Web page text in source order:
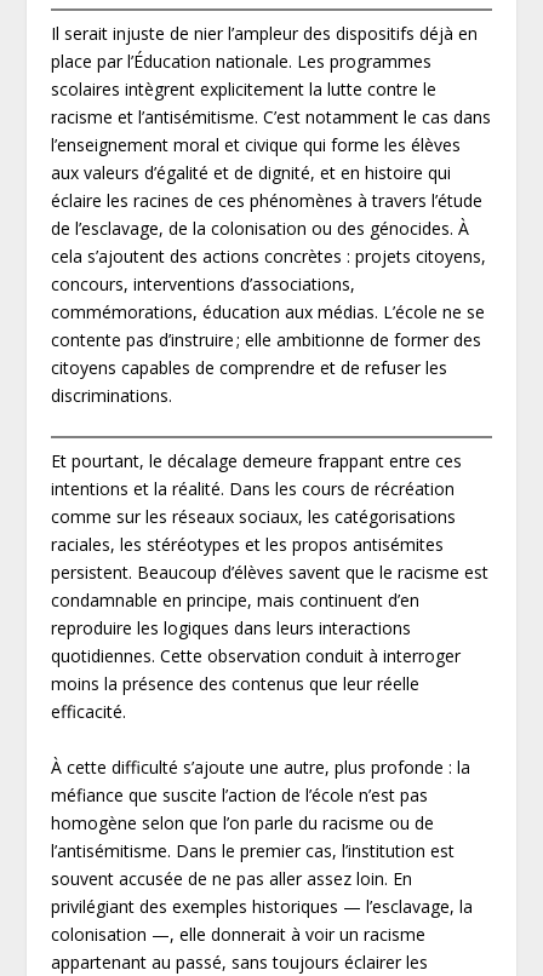
Il serait injuste de nier l’ampleur des dispositifs déjà en
place par l’Éducation nationale. Les programmes
scolaires intègrent explicitement la lutte contre le
racisme et l’antisémitisme. C’est notamment le cas dans
l’enseignement moral et civique qui forme les élèves
aux valeurs d’égalité et de dignité, et en histoire qui
éclaire les racines de ces phénomènes à travers l’étude
de l’esclavage, de la colonisation ou des génocides. À
cela s’ajoutent des actions concrètes : projets citoyens,
concours, interventions d’associations,
commémorations, éducation aux médias. L’école ne se
contente pas d’instruire ; elle ambitionne de former des
citoyens capables de comprendre et de refuser les
discriminations.
Et pourtant, le décalage demeure frappant entre ces
intentions et la réalité. Dans les cours de récréation
comme sur les réseaux sociaux, les catégorisations
raciales, les stéréotypes et les propos antisémites
persistent. Beaucoup d’élèves savent que le racisme est
condamnable en principe, mais continuent d’en
reproduire les logiques dans leurs interactions
quotidiennes. Cette observation conduit à interroger
moins la présence des contenus que leur réelle
efficacité.
À cette difficulté s’ajoute une autre, plus profonde : la
méfiance que suscite l’action de l’école n’est pas
homogène selon que l’on parle du racisme ou de
l’antisémitisme. Dans le premier cas, l’institution est
souvent accusée de ne pas aller assez loin. En
privilégiant des exemples historiques — l’esclavage, la
colonisation —, elle donnerait à voir un racisme
appartenant au passé, sans toujours éclairer les